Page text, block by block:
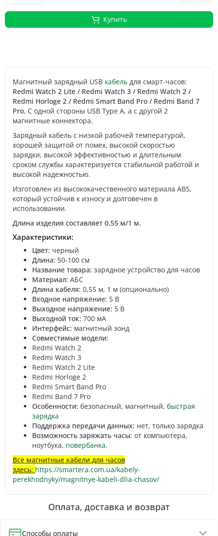
Купить
Магнитный зарядный USB кабель для смарт-часов:
Redmi Watch 2 Lite / Redmi Watch 3 / Redmi Watch 2 /
Redmi Horloge 2 / Redmi Smart Band Pro / Redmi Band 7
Pro. С одной стороны USB Type A, а с другой 2
магнитные коннектора.
Зарядный кабель с низкой рабочей температурой,
хорошей защитой от помех, высокой скоростью
зарядки, высокой эффективностью и длительным
сроком службы характеризуется стабильной работой и
высокой надежностью.
Изготовлен из высококачественного материала ABS,
который устойчив к износу и долговечен в
использовании.
Длина изделия составляет 0,55 м/1 м.
Характеристики:
Цвет: черный
Длина: 50-100 см
Название товара: зарядное устройство для часов
Материал: АБС
Длина кабеля: 0,55 м, 1 м (опционально)
Входное напряжение: 5 В
Выходное напряжение: 5 В
Выходной ток: 700 мА
Интерфейс: магнитный зонд
Совместимые модели:
Redmi Watch 2
Redmi Watch 3
Redmi Watch 2 Lite
Redmi Horloge 2
Redmi Smart Band Pro
Redmi Band 7 Pro
Особенности: безопасный, магнитный, быстрая
зарядка
Поддержка передачи данных: нет, только зарядка
Возможность заряжать часы: от компьютера,
ноутбука, повербанка.
Все магнитные кабели для часов
здесь: https://smartera.com.ua/kabely-
perekhodnyky/magnitnye-kabeli-dlia-chasov/
Оплата, доставка и возврат
Способы оплаты